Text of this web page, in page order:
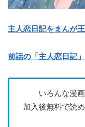
主人恋日記をまんが
前話の「主人恋日記
いろんな漫
加入後無料で読